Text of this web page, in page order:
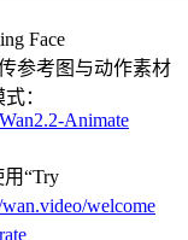
Face
传参考图与动作素材
：
Animate
“Try
welcome